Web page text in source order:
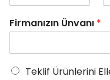
Firmanızın Ünvanı *
Teklif Ürünlerini